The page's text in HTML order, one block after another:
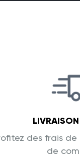
des frais
de